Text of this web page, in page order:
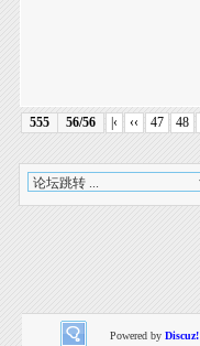
555 56/56 |‹ ‹‹ 47 48
Powered by Discuz!